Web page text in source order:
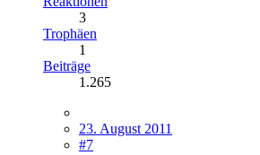
3
Trophäen
1
Beiträge
1.265
23. August 2011
#7